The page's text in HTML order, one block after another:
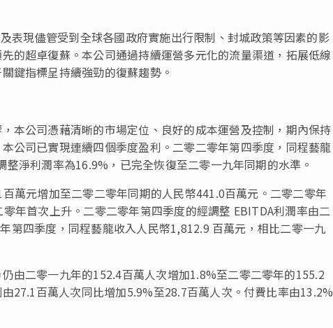
表現儘管受到全球各國政府實施出行限制、封城政策等因素的影
的超卓復蘇。本公司通過持續運營多元化的流量渠道，拓展低線
鍵指標呈持續強勁的復蘇趨勢。
本公司憑藉清晰的市場定位、良好的成本運營及控制，期內保持
公司已實現連續四個季度盈利。二零二零年第四季度，同程藝龍
淨利潤率為16.9%，已完全恢復至二零一九年同期的水準。
萬元增加至二零二零年同期的人民幣441.0百萬元。二零二零年
年首次上升。二零二零年第四季度的經調整 EBITDA利潤率由二
第四季度，同程藝龍收入人民幣1,812.9 百萬元，相比二零一九
由二零一九年的152.4百萬人次增加1.8%至二零二零年的155.2
27.1百萬人次同比增加5.9%至28.7百萬人次。付費比率由13.2%